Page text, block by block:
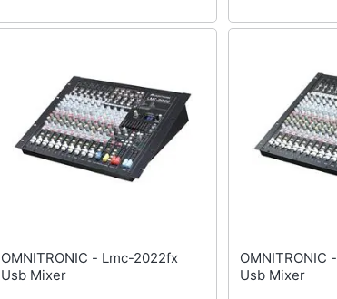
OMNITRONIC - Lmc-2022fx
Usb Mixer
OMNITRONIC - Lmc-2642fx
Usb Mixer